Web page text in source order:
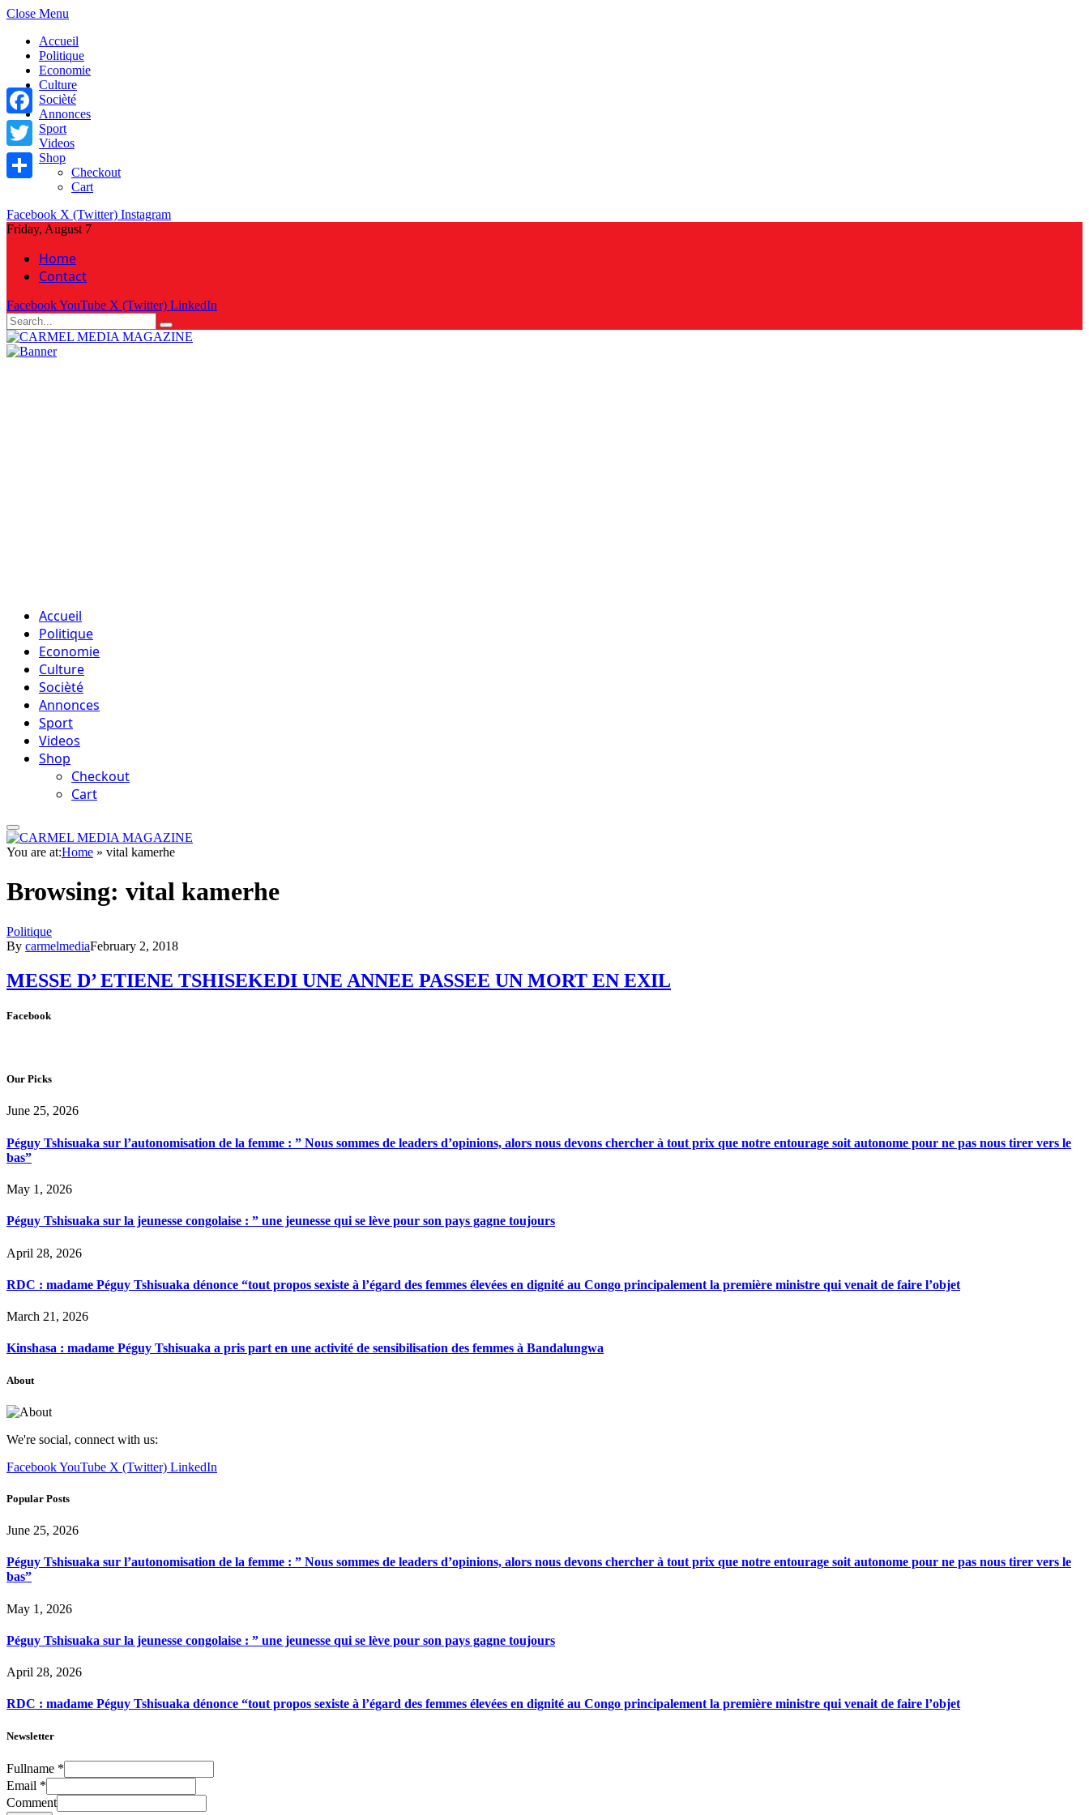
Close Menu
Accueil
Politique
Economie
Culture
Socièté
Annonces
Sport
Videos
Shop
Checkout
Cart
Facebook X (Twitter) Instagram
Friday, August 7
Home
Contact
FacebookYouTube X (Twitter) LinkedIn
Accueil
Politique
Economie
Culture
Socièté
Annonces
Sport
Videos
Shop
Checkout
Cart
You are at:Home » vital kamerhe
Browsing: vital kamerhe
Politique
By carmelmediaFebruary 2, 2018
MESSE D’ ETIENE TSHISEKEDI UNE ANNEE PASSEE UN MORT EN EXIL
Facebook
Our Picks
June 25, 2026
Péguy Tshisuaka sur l’autonomisation de la femme : ” Nous sommes de leaders d’opinions, alors nous devons chercher à tout prix que notre entourage soit autonome pour ne pas nous tirer vers le
bas”
May 1, 2026
Péguy Tshisuaka sur la jeunesse congolaise : ” une jeunesse qui se lève pour son pays gagne toujours
April 28, 2026
RDC : madame Péguy Tshisuaka dénonce “tout propos sexiste à l’égard des femmes élevées en dignité au Congo principalement la première ministre qui venait de faire l’objet
March 21, 2026
Kinshasa : madame Péguy Tshisuaka a pris part en une activité de sensibilisation des femmes à Bandalungwa
About
We're social, connect with us:
FacebookYouTube X (Twitter) LinkedIn
Popular Posts
June 25, 2026
Péguy Tshisuaka sur l’autonomisation de la femme : ” Nous sommes de leaders d’opinions, alors nous devons chercher à tout prix que notre entourage soit autonome pour ne pas nous tirer vers le
bas”
May 1, 2026
Péguy Tshisuaka sur la jeunesse congolaise : ” une jeunesse qui se lève pour son pays gagne toujours
April 28, 2026
RDC : madame Péguy Tshisuaka dénonce “tout propos sexiste à l’égard des femmes élevées en dignité au Congo principalement la première ministre qui venait de faire l’objet
Newsletter
Fullname *
Email *
Comment
Facebook
Twitter